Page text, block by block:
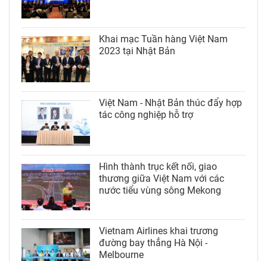
Khai mạc Tuần hàng Việt Nam
2023 tại Nhật Bản
Việt Nam - Nhật Bản thúc đẩy hợp
tác công nghiệp hỗ trợ
Hình thành trục kết nối, giao
thương giữa Việt Nam với các
nước tiểu vùng sông Mekong
Vietnam Airlines khai trương
đường bay thẳng Hà Nội -
Melbourne